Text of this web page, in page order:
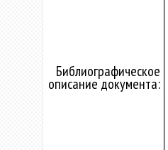
Библиографическое
описание документа: